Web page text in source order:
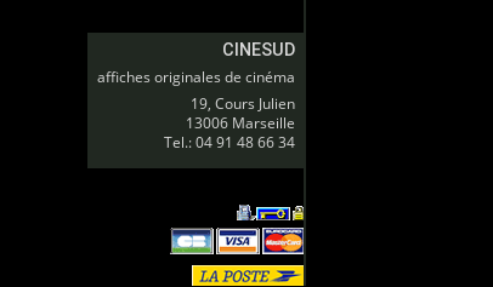
CINESUD
affiches originales de cinéma
19, Cours Julien
13006 Marseille
Tel.: 04 91 48 66 34